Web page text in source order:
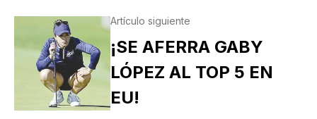
Artículo siguiente
¡SE AFERRA GABY
LÓPEZ AL TOP 5 EN
EU!